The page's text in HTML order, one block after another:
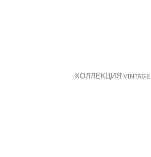
КОЛЛЕКЦИЯ VINTAGE